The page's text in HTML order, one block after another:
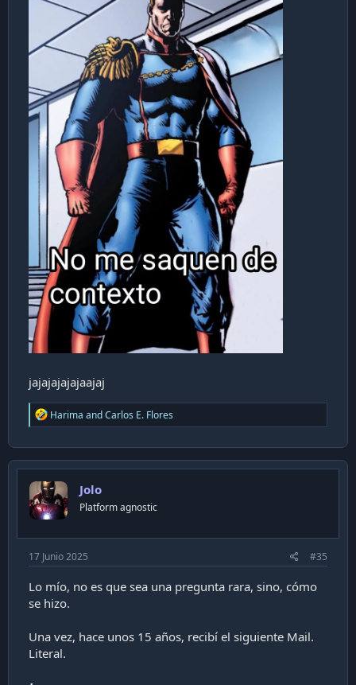
jajajajajajaajaj
R
e
c
t
o
n
s
Harima andCarlos E. Flores
Jolo
Platform agnostic
17 Junio 2025 #35
Lo mío, no es que sea una pregunta rara, sino, cómo
se hizo.
Una vez, hace unos 15 años, recibí el siguiente Mail.
Literal.